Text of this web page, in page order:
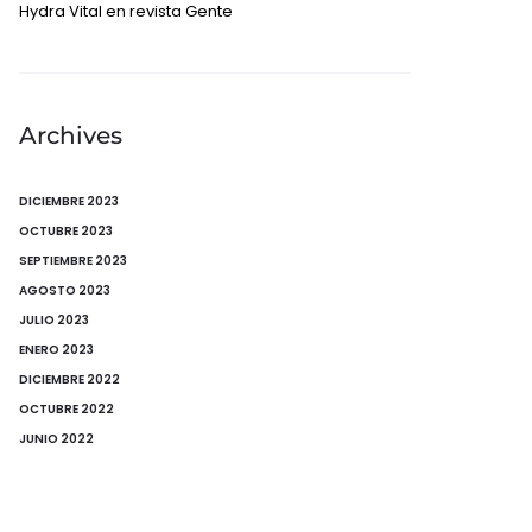
Hydra Vital en revista Gente
Archives
DICIEMBRE 2023
OCTUBRE 2023
SEPTIEMBRE 2023
AGOSTO 2023
JULIO 2023
ENERO 2023
DICIEMBRE 2022
OCTUBRE 2022
JUNIO 2022